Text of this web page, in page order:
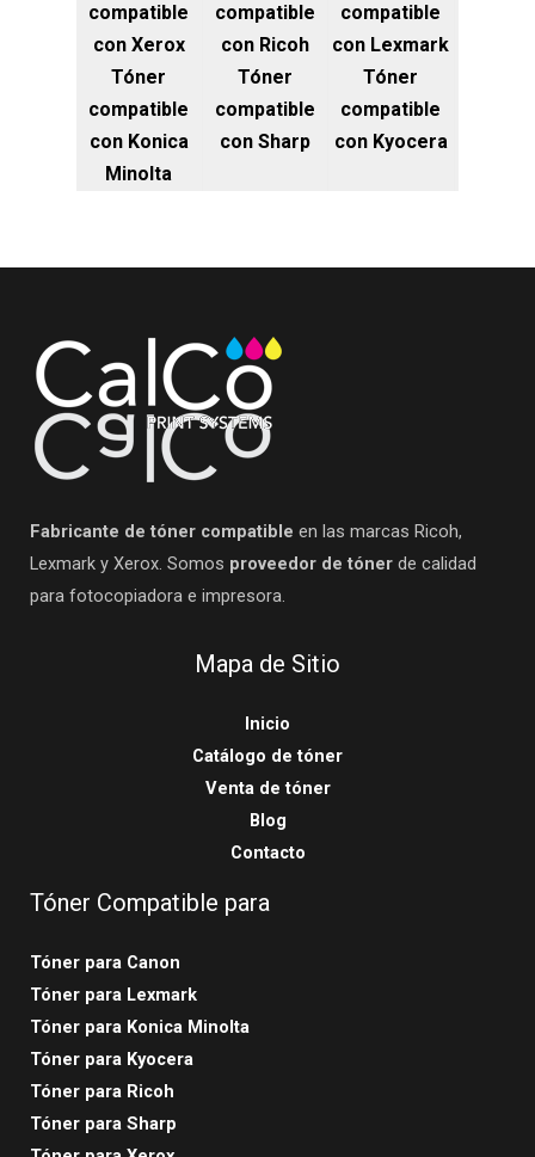
compatible
con Xerox
compatible
con Ricoh
compatible
con Lexmark
Tóner
compatible
con Konica
Minolta
Tóner
compatible
con Sharp
Tóner
compatible
con Kyocera
Fabricante de tóner compatible en las marcas Ricoh,
Lexmark y Xerox. Somos proveedor de tóner de calidad
para fotocopiadora e impresora.
Mapa de Sitio
Inicio
Catálogo de tóner
Venta de tóner
Blog
Contacto
Tóner Compatible para
Tóner para Canon
Tóner para Lexmark
Tóner para Konica Minolta
Tóner para Kyocera
Tóner para Ricoh
Tóner para Sharp